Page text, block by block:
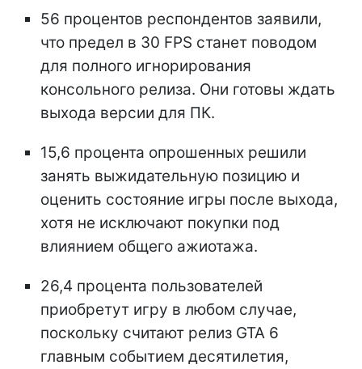
56 процентов респондентов заявили,
что предел в 30 FPS станет поводом
для полного игнорирования
консольного релиза. Они готовы ждать
выхода версии для ПК.
15,6 процента опрошенных решили
занять выжидательную позицию и
оценить состояние игры после выхода,
хотя не исключают покупки под
влиянием общего ажиотажа.
26,4 процента пользователей
приобретут игру в любом случае,
поскольку считают релиз GTA 6
главным событием десятилетия,